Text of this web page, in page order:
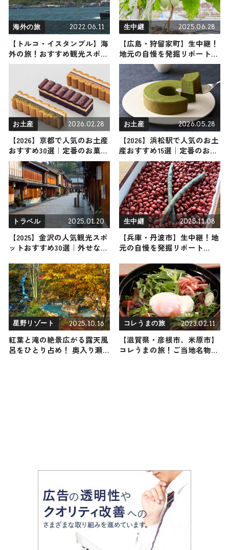
海外の旅 2022.06.11
【トルコ・イスタンブル】海
外の旅！おすすめ観光スポッ
トやグルメをリポート
生中継 2025.06.28
【広島・狩留家町】生中継！
地元の自慢を発掘リポート
2025年6月28日放送
お土産 2026.02.28
【2026】京都で人気のお土産
おすすめ30選｜定番のお菓子
からおしゃれ・かわいいお土
産まで幅広く紹介
お土産 2026.05.28
【2026】浜松駅で人気のお土
産おすすめ15選｜定番のお菓
子からばらまき用・浜松駅限
定まで幅広く紹介
トラベル 2025.01.20
【2025】金沢の人気観光スポ
ットおすすめ30選｜外せない
ころ満載の観光地を紹介
生中継 2025.11.08
【兵庫・丹波市】生中継！地
元の自慢を発掘リポート
星野リゾート 2025.10.16
紅葉と滝の絶景広がる露天風
呂をひとり占め！ 奥入り瀬
コレうまの旅 2023.02.11
【滋賀県・彦根市、米原市】
コレうまの旅！ご当地名物グ